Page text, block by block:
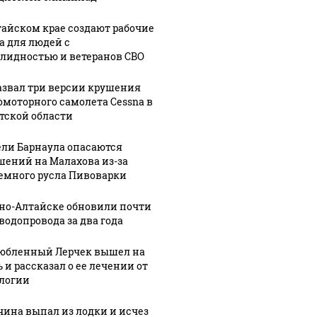
06 августа, 21:14
Медведь в
зоопарке
принял
душ. Видео
крае создают рабочие
для людей с
и ветеранов СВО
три версии крушения
самолета Cessna в
области
Барнаула опасаются
на Малахова из-за
русла Пивоварки
Алтайске обновили почти
за два года
Лерчек вышел на
и рассказал о ее лечении от
выпал из лодки и исчез